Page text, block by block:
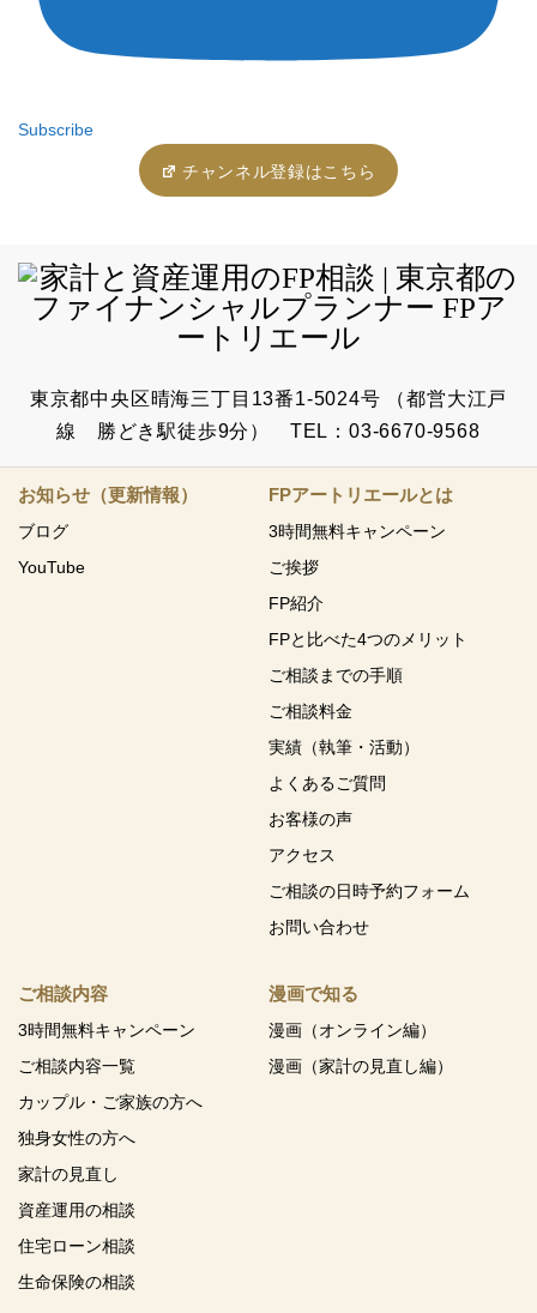
Subscribe
チャンネル登録はこちら
東京都中央区晴海三丁目13番1-5024号 （都営大江戸
線 勝どき駅徒歩9分） TEL：03-6670-9568
お知らせ（更新情報）
ブログ
YouTube
FPアートリエールとは
3時間無料キャンペーン
ご挨拶
FP紹介
FPと比べた4つのメリット
ご相談までの手順
ご相談料金
実績（執筆・活動）
よくあるご質問
お客様の声
アクセス
ご相談の日時予約フォーム
お問い合わせ
ご相談内容
3時間無料キャンペーン
ご相談内容一覧
カップル・ご家族の方へ
独身女性の方へ
家計の見直し
資産運用の相談
住宅ローン相談
生命保険の相談
漫画で知る
漫画（オンライン編）
漫画（家計の見直し編）